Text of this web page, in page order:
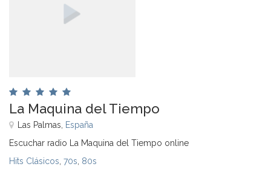
La Maquina del Tiempo
Las Palmas, España
Escuchar radio La Maquina del Tiempo online
Hits Clásicos 70s 80s